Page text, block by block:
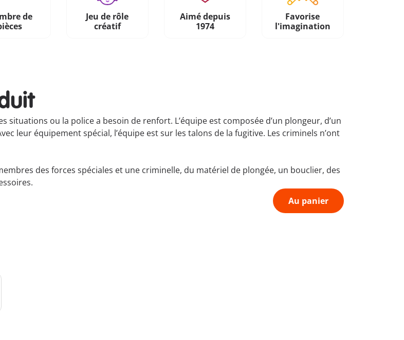
de
Jeu de rôle
créatif
Aimé depuis
1974
Favorise
l'imagination
situations ou la police a besoin de renfort. L’équipe est composée d’un plongeur, d’un
leur équipement spécial, l’équipe est sur les talons de la fugitive. Les criminels n’ont
des forces spéciales et une criminelle, du matériel de plongée, un bouclier, des
Au panier